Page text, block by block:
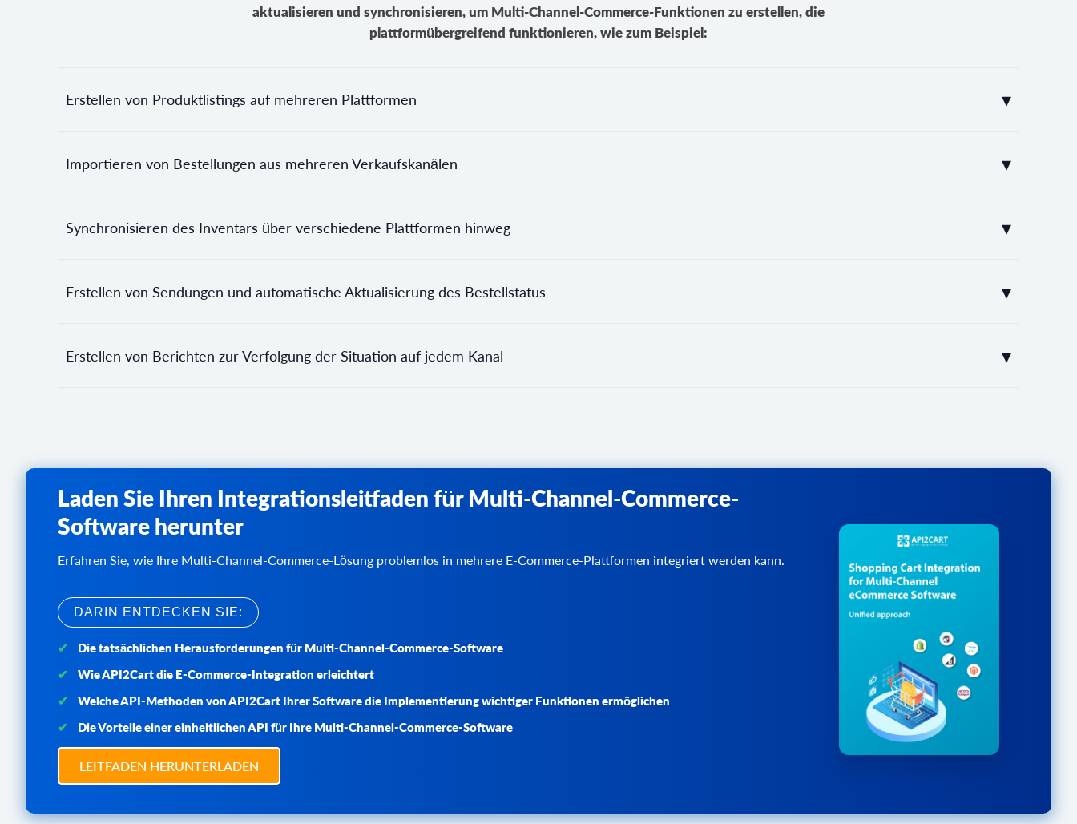
aktualisieren und synchronisieren, um Multi-Channel-Commerce-Funktionen zu erstellen, die
plattformübergreifend funktionieren, wie zum Beispiel:
Erstellen von Produktlistings auf mehreren Plattformen ▾
Importieren von Bestellungen aus mehreren Verkaufskanälen ▾
Synchronisieren des Inventars über verschiedene Plattformen hinweg ▾
Erstellen von Sendungen und automatische Aktualisierung des Bestellstatus ▾
Erstellen von Berichten zur Verfolgung der Situation auf jedem Kanal ▾
Laden Sie Ihren Integrationsleitfaden für Multi-Channel-Commerce-
Software herunter
Erfahren Sie, wie Ihre Multi-Channel-Commerce-Lösung problemlos in mehrere E-Commerce-Plattformen integriert werden kann.
DARIN ENTDECKEN SIE:
Die tatsächlichen Herausforderungen für Multi-Channel-Commerce-Software
Wie API2Cart die E-Commerce-Integration erleichtert
Welche API-Methoden von API2Cart Ihrer Software die Implementierung wichtiger Funktionen ermöglichen
Die Vorteile einer einheitlichen API für Ihre Multi-Channel-Commerce-Software
LEITFADEN HERUNTERLADEN